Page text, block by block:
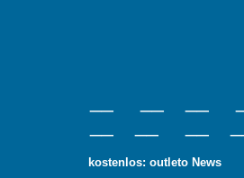
kostenlos: outleto News